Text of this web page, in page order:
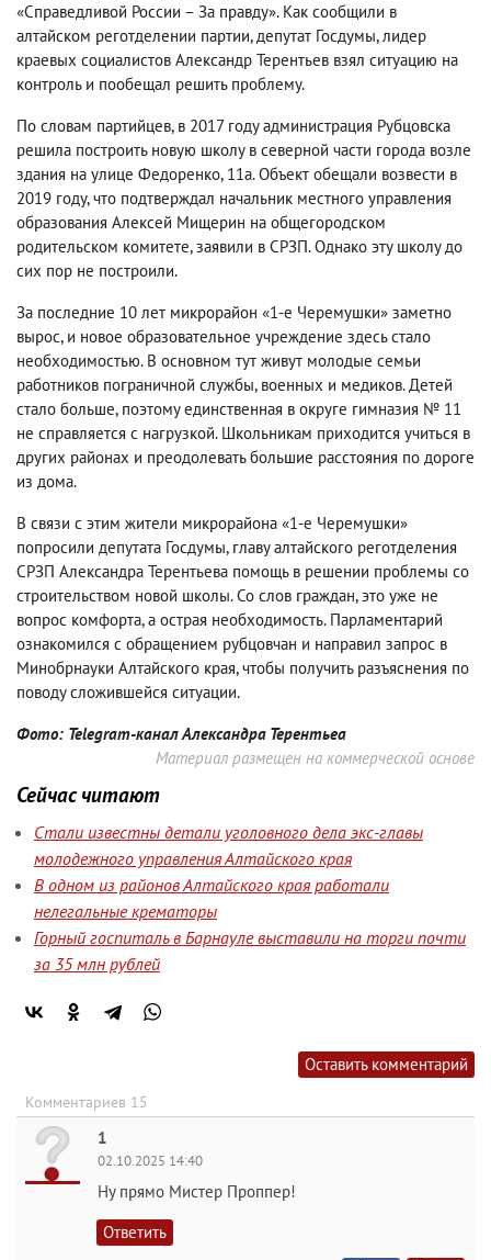
«Справедливой России – За правду». Как сообщили в
алтайском реготделении партии, депутат Госдумы, лидер
краевых социалистов Александр Терентьев взял ситуацию на
контроль и пообещал решить проблему.
По словам партийцев, в 2017 году администрация Рубцовска
решила построить новую школу в северной части города возле
здания на улице Федоренко, 11а. Объект обещали возвести в
2019 году, что подтверждал начальник местного управления
образования Алексей Мищерин на общегородском
родительском комитете, заявили в СРЗП. Однако эту школу до
сих пор не построили.
За последние 10 лет микрорайон «1-е Черемушки» заметно
вырос, и новое образовательное учреждение здесь стало
необходимостью. В основном тут живут молодые семьи
работников пограничной службы, военных и медиков. Детей
стало больше, поэтому единственная в округе гимназия № 11
не справляется с нагрузкой. Школьникам приходится учиться в
других районах и преодолевать большие расстояния по дороге
из дома.
В связи с этим жители микрорайона «1-е Черемушки»
попросили депутата Госдумы, главу алтайского реготделения
СРЗП Александра Терентьева помощь в решении проблемы со
строительством новой школы. Со слов граждан, это уже не
вопрос комфорта, а острая необходимость. Парламентарий
ознакомился с обращением рубцовчан и направил запрос в
Минобрнауки Алтайского края, чтобы получить разъяснения по
поводу сложившейся ситуации.
Фото: Telegram-канал Александра Терентьеа
Материал размещен на коммерческой основе
Сейчас читают
Стали известны детали уголовного дела экс-главы
молодежного управления Алтайского края
В одном из районов Алтайского края работали
нелегальные крематоры
Горный госпиталь в Барнауле выставили на торги почти
за 35 млн рублей
Оставить комментарий
Комментариев 15
1
02.10.2025 14:40
Ну прямо Мистер Проппер!
Ответить